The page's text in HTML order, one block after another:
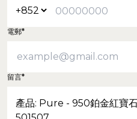
電郵*
留言*